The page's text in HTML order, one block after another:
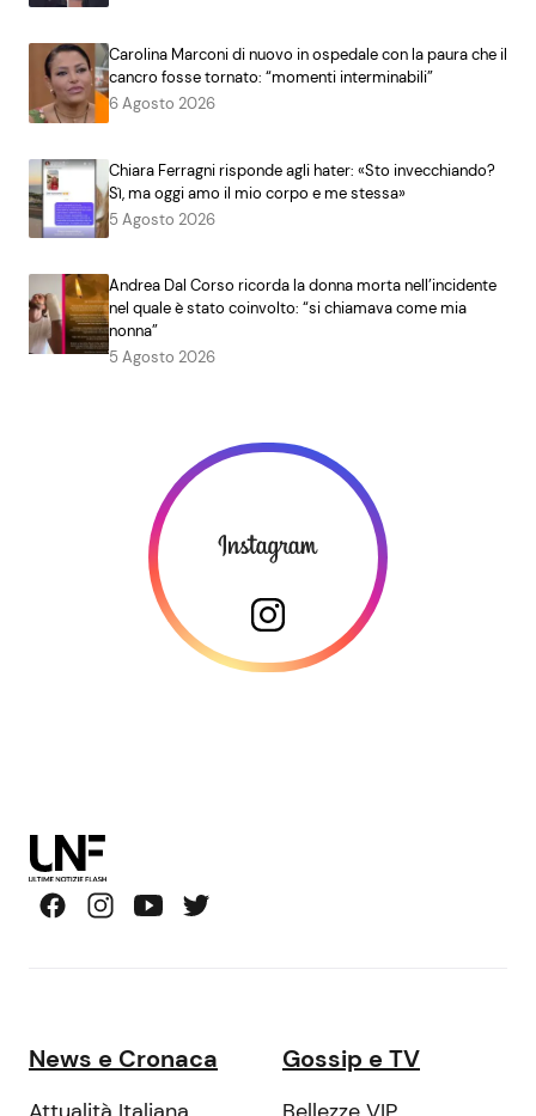
Carolina Marconi di nuovo in ospedale con la paura che il
cancro fosse tornato: “momenti interminabili”
6 Agosto 2026
Chiara Ferragni risponde agli hater: «Sto invecchiando?
Sì, ma oggi amo il mio corpo e me stessa»
5 Agosto 2026
Andrea Dal Corso ricorda la donna morta nell’incidente
nel quale è stato coinvolto: “si chiamava come mia
nonna”
5 Agosto 2026
News e Cronaca Gossip e TV